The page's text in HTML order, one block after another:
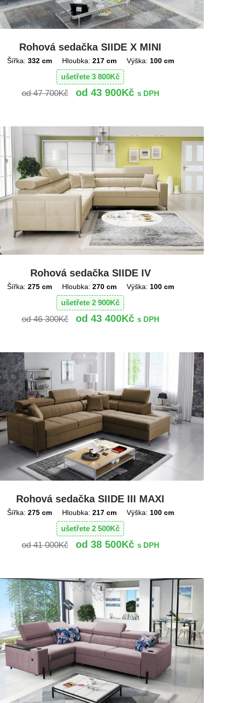
Rohová sedačka SIIDE X MINI
Šířka: 332 cm Hloubka: 217 cm Výška: 100 cm
ušetřete3 800Kč
47 700Kč 43 900Kč s DPH
Rohová sedačka SIIDE IV
Šířka: 275 cm Hloubka: 270 cm Výška: 100 cm
ušetřete2 900Kč
46 300Kč 43 400Kč s DPH
Rohová sedačka SIIDE III MAXI
Šířka: 275 cm Hloubka: 217 cm Výška: 100 cm
ušetřete2 500Kč
41 000Kč 38 500Kč s DPH